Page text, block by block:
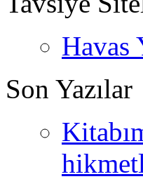
Havas
Son Yazılar